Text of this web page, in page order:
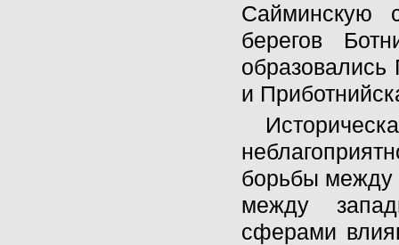
Сайминскую
берегов
и
борьбы между
между
сферами